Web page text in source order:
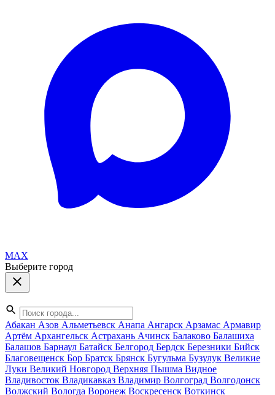
MAX
Выберите город
Абакан Азов Альметьевск Анапа Ангарск Арзамас Армавир
Артём Архангельск Астрахань Ачинск Балаково Балашиха
Балашов Барнаул Батайск Белгород Бердск Березники Бийск
Благовещенск Бор Братск Брянск Бугульма Бузулук Великие
Луки Великий Новгород Верхняя Пышма Видное
Владивосток Владикавказ Владимир Волгоград Волгодонск
Волжский Вологда Воронеж Воскресенск Воткинск